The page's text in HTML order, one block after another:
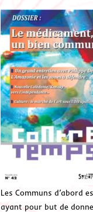
Les Communs d’abord
ayant pour but de